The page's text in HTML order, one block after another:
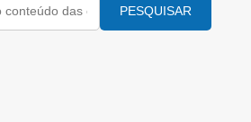
PESQUISAR